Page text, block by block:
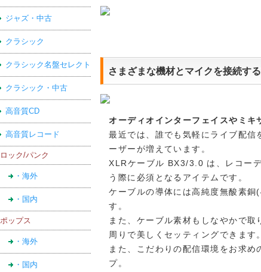
ジャズ・中古
クラシック
クラシック名盤セレクト
クラシック・中古
高音質CD
高音質レコード
ロック/パンク
・海外
・国内
ポップス
・海外
・国内
さまざまな機材とマイクを接続す
オーディオインターフェイスやミキ
最近では、誰でも気軽にライブ配
ーザーが増えています。
XLRケーブル BX3/3.0 は、レコー
う際に必須となるアイテムです。
ケーブルの導体には高純度無酸素
す。
また、ケーブル素材もしなやかで
周りで美しくセッティングできます。
また、こだわりの配信環境をお求め
プ。